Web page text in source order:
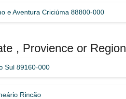
e Aventura Criciúma 88800-000
, Provience or Region
Sul 89160-000
Rincão